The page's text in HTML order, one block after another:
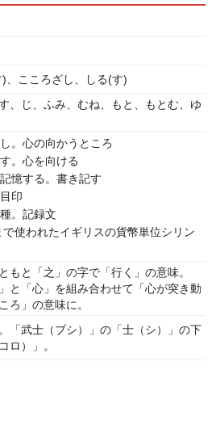
)、こころざし、しる(す)
、じ、ふみ、むね、もと、もとむ、ゆ
。心の向かうところ
。心を向ける
憶する。書き記す
印
。記録文
使われたイギリスの貨幣単位シリン
もと「之」の字で「行く」の意味。
」と「心」を組み合わせて「心が突き動
ろ」の意味に。
「武士（ブシ）」の「士（シ）」の下
ロ）」。